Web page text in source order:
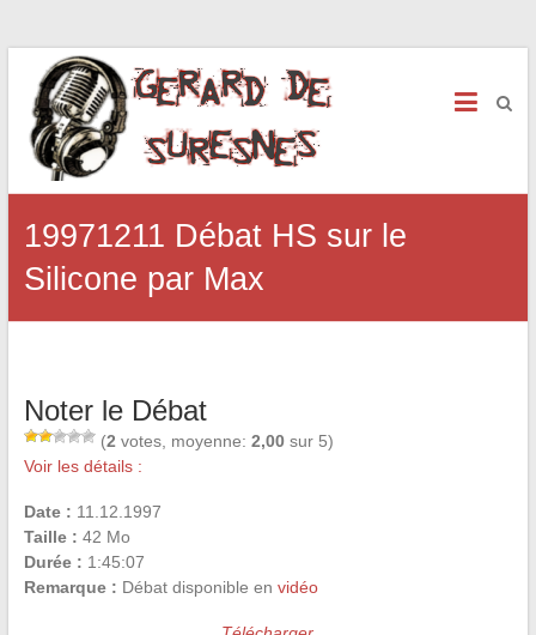
19971211 Débat HS sur le
Silicone par Max
Noter le Débat
(2 votes, moyenne: 2,00sur 5)
Voir les détails :
Date : 11.12.1997
Taille : 42 Mo
Durée : 1:45:07
Remarque : Débat disponible en vidéo